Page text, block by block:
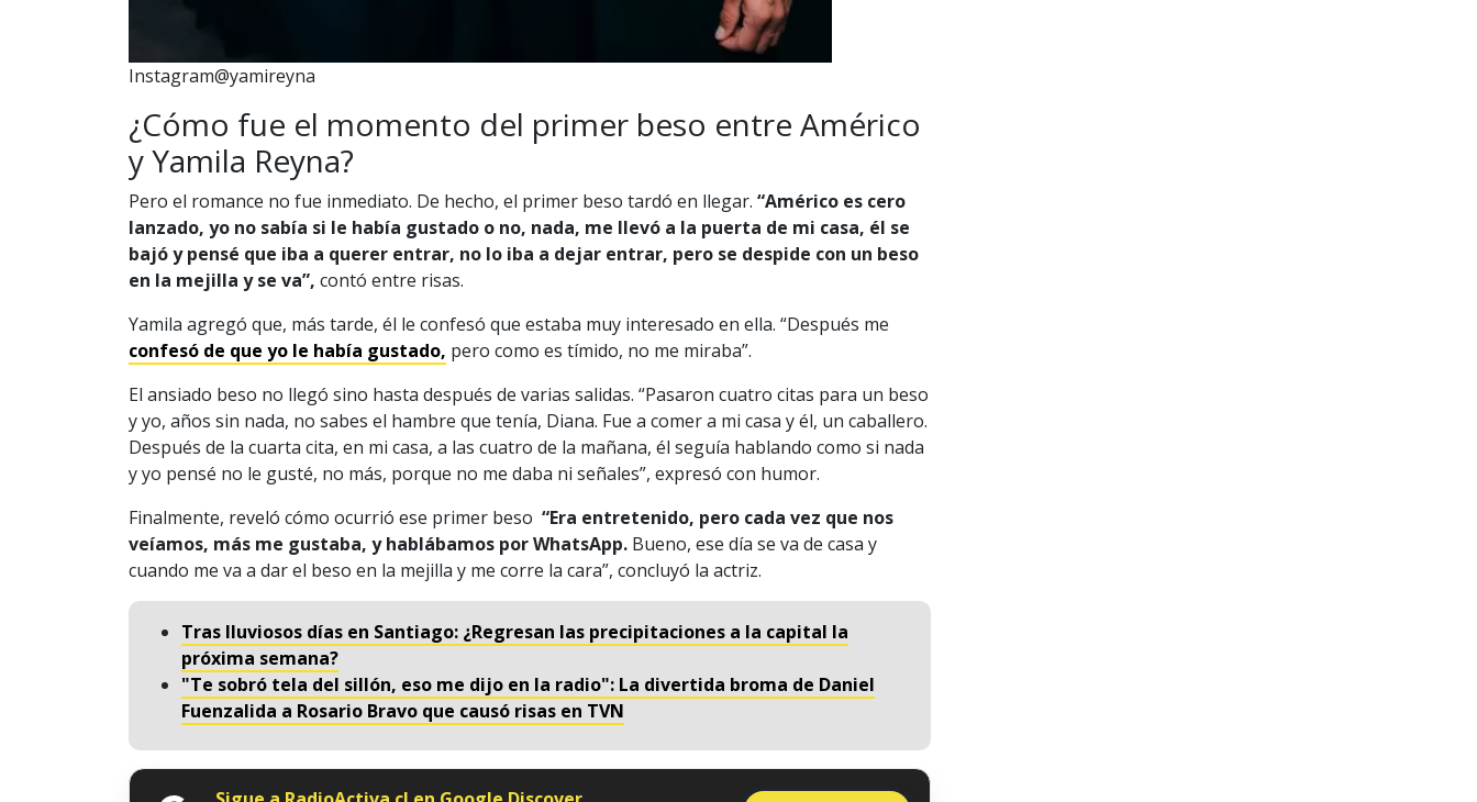
Instagram@yamireyna
¿Cómo fue el momento del primer beso entre Américo
y Yamila Reyna?
Pero el romance no fue inmediato. De hecho, el primer beso tardó en llegar. “Américo es cero
lanzado, yo no sabía si le había gustado o no, nada, me llevó a la puerta de mi casa, él se
bajó y pensé que iba a querer entrar, no lo iba a dejar entrar, pero se despide con un beso
en la mejilla y se va”, contó entre risas.
Yamila agregó que, más tarde, él le confesó que estaba muy interesado en ella. “Después me
confesó de que yo le había gustado, pero como es tímido, no me miraba”.
El ansiado beso no llegó sino hasta después de varias salidas. “Pasaron cuatro citas para un beso
y yo, años sin nada, no sabes el hambre que tenía, Diana. Fue a comer a mi casa y él, un caballero.
Después de la cuarta cita, en mi casa, a las cuatro de la mañana, él seguía hablando como si nada
y yo pensé no le gusté, no más, porque no me daba ni señales”, expresó con humor.
Finalmente, reveló cómo ocurrió ese primer beso “Era entretenido, pero cada vez que nos
veíamos, más me gustaba, y hablábamos por WhatsApp. Bueno, ese día se va de casa y
cuando me va a dar el beso en la mejilla y me corre la cara”, concluyó la actriz.
Tras lluviosos días en Santiago: ¿Regresan las precipitaciones a la capital la
próxima semana?
"Te sobró tela del sillón, eso me dijo en la radio": La divertida broma de Daniel
Fuenzalida a Rosario Bravo que causó risas en TVN